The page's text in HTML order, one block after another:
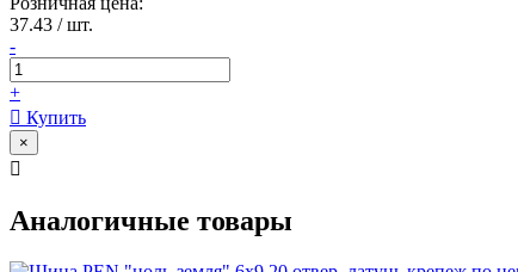
37.43 / шт.
-
+
Купить
×
Аналогичные товары